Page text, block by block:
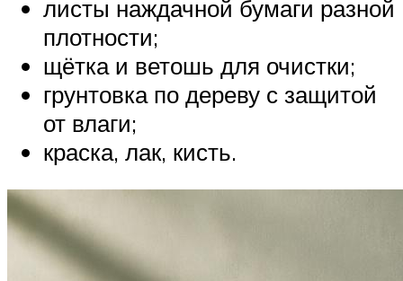
листы наждачной бумаги разной
плотности;
щётка и ветошь для очистки;
грунтовка по дереву с защитой
от влаги;
краска, лак, кисть.